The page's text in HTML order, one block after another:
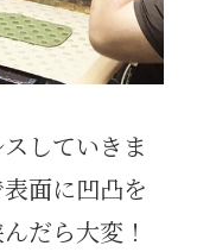
していきま
面に凹凸を
だら大変！